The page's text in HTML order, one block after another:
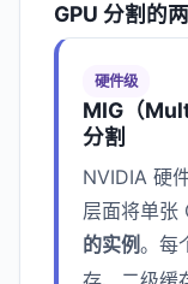
GPU 分割的
硬件级
MIG（
分割
NVIDIA 硬
层面将单张
的实例。每